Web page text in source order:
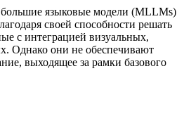
языковые модели (MLLMs)
своей способности решать
с интеграцией визуальных,
Однако они не обеспечивают
выходящее за рамки базового